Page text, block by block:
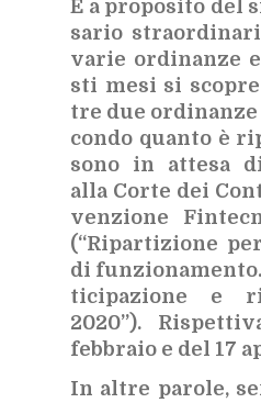
E a pro­po­si­to del
sa­rio
va­rie or­di­nan­ze
sti mesi si
tre due
con­do quan­to è
sono in at­te­sa
alla Cor­te dei
ven­zio­ne
(“Ri­par­ti­zio­ne
di
ti­ci­pa­zio­ne e
2020”).
feb­bra­io e del 17
In al­tre pa­ro­le,